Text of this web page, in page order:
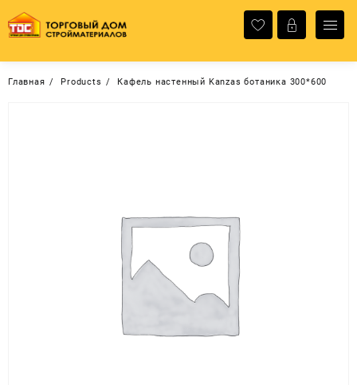
содержимому
Главная Products Кафель настенный Kanzas ботаника 300*600